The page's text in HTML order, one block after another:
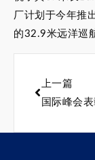
厂计划于今年推
的32.9米远洋巡
上一篇